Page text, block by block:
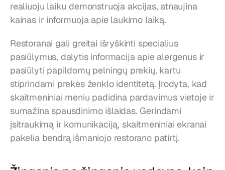
realiuoju laiku demonstruoja akcijas, atnaujina
kainas ir informuoja apie laukimo laiką.
Restoranai gali greitai išryškinti specialius
pasiūlymus, dalytis informacija apie alergenus ir
pasiūlyti papildomų pelningų prekių, kartu
stiprindami prekės ženklo identitetą. Įrodyta, kad
skaitmeniniai meniu padidina pardavimus vietoje ir
sumažina spausdinimo išlaidas. Gerindami
įsitraukimą ir komunikaciją, skaitmeniniai ekranai
pakelia bendrą išmaniojo restorano patirtį.